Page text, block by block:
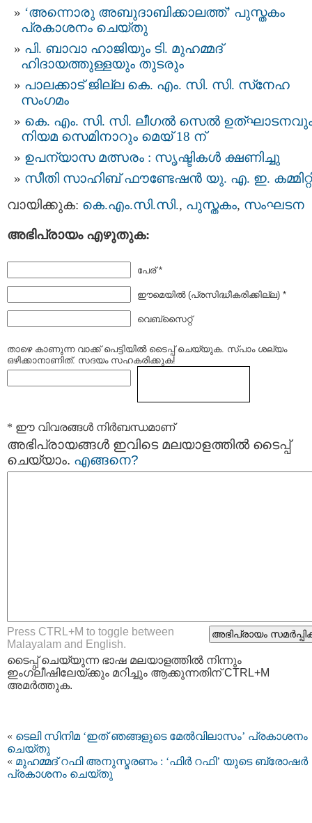
‘അന്നൊരു അബുദാബിക്കാലത്ത്’ പുസ്തകം
പ്രകാശനം ചെയ്തു
പി. ബാവാ ഹാജിയും ടി. മുഹമ്മദ്
ഹിദായത്തുള്ളയും തുടരും
പാലക്കാട് ജില്ല കെ. എം. സി. സി. സ്‌നേഹ
സംഗമം
കെ. എം. സി. സി. ലീഗൽ സെൽ
നിയമ സെമിനാറും മെയ് 18 ന്
ഉപന്യാസ മത്സരം : സൃഷ്ടികൾ ക്ഷണിച്ചു
സീതി സാഹിബ് ഫൗണ്ടേഷൻ യു. എ. ഇ.
വായിക്കുക: കെ.എം.സി.സി., പുസ്തകം, സംഘടന
അഭിപ്രായം എഴുതുക:
പേര് *
ഈമെയില്‍ (പ്രസിദ്ധീകരിക്കില്ല) *
വെബ്സൈറ്റ്
താഴെ കാണുന്ന വാക്ക് പെട്ടിയില്‍ ടൈപ്പ്‌ ചെയ്യുക. സ്പാം ശല്യം
ഒഴിക്കാനാണിത്. സദയം സഹകരിക്കുക!
* ഈ വിവരങ്ങള്‍ നിര്‍ബന്ധമാണ്
അഭിപ്രായങ്ങള്‍ ഇവിടെ മലയാളത്തില്‍ ടൈപ്പ്
ചെയ്യാം. എങ്ങനെ?
Press CTRL+M to toggle between
Malayalam and English.
ടൈപ്പ്‌ ചെയ്യുന്ന ഭാഷ മലയാളത്തില്‍ നിന്നും
ഇംഗ്ലീഷിലേയ്ക്കും മറിച്ചും ആക്കുന്നതിന് CTRL+M
അമര്‍ത്തുക.
« ടെലി സിനിമ ‘ഇത് ഞങ്ങളുടെ മേല്‍വിലാസം’ പ്രകാശനം
ചെയ്തു
« മുഹമ്മദ് റഫി അനുസ്മരണം : ‘ഫിര്‍ റഫി’ യുടെ ബ്രോഷര്‍
പ്രകാശനം ചെയ്തു